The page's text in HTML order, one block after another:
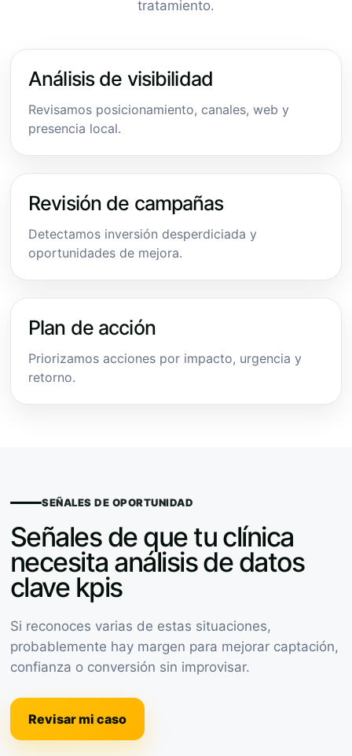
tratamiento.
Análisis de visibilidad
Revisamos posicionamiento, canales, web y
presencia local.
Revisión de campañas
Detectamos inversión desperdiciada y
oportunidades de mejora.
Plan de acción
Priorizamos acciones por impacto, urgencia y
retorno.
SEÑALES DE OPORTUNIDAD
Señales de que tu clínica
necesita análisis de datos
clave kpis
Si reconoces varias de estas situaciones,
probablemente hay margen para mejorar captación,
confianza o conversión sin improvisar.
Revisar mi caso